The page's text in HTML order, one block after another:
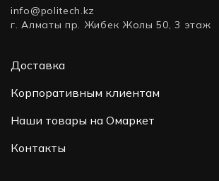
info@politech.kz
г. Алматы пр. Жибек Жолы 50, 3 этаж
Доставка
Корпоративным клиентам
Наши товары на Омаркет
Контакты